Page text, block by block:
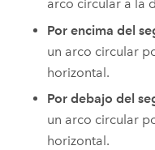
arco circular a la
Por encima del
un arco circular
horizontal.
Por debajo del
un arco circular
horizontal.